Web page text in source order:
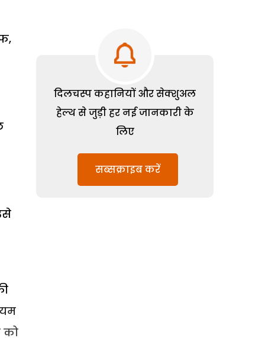
को
दिलचस्प कहानियों और सेक्शुअल
हेल्थ से जुड़ी हर नई जानकारी के
लिए
सब्सक्राइब करें